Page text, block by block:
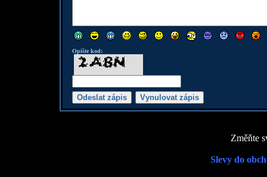
Opište kod:
Změňte
Slevy do